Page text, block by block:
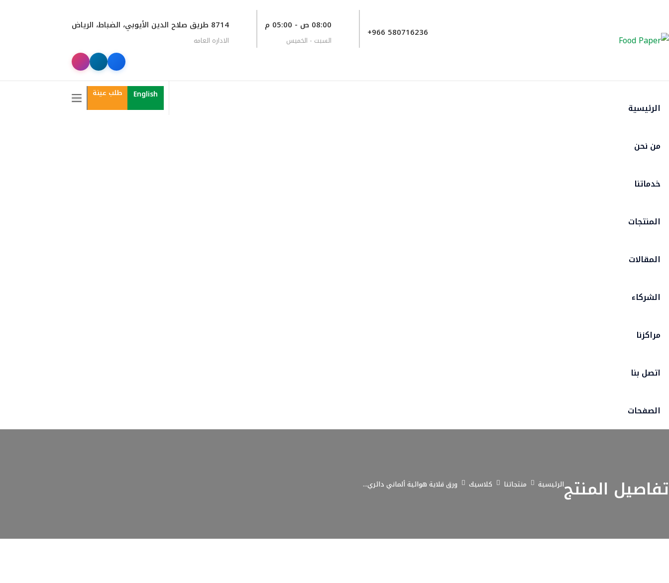
+966 580716236
08:00 ص - 05:00 م
السبت - الخميس
8714 طريق صلاح الدين الأيوبي، الضباط، الرياض
الاداره العامه
English طلب عينة
الرئيسية
من نحن
خدماتنا
المنتجات
المقالات
الشركاء
مراكزنا
اتصل بنا
الصفحات
تفاصيل المنتجالرئيسية منتجاتنا كلاسيك ورق قلاية هوائية ألماني دائري...